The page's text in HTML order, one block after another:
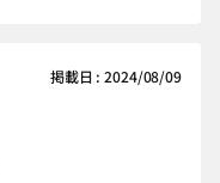
掲載日 : 2024/08/09